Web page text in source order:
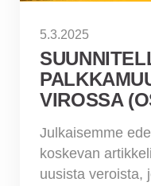
5.3.2025
VIROSSA
Julkaisemme
koskevan
uusista veroista,